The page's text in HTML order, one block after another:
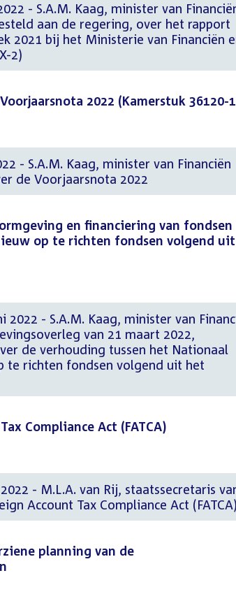
- S.A.M. Kaag, minister van
aan de regering, over het rapport
2021 bij het Ministerie van Financiën
2)
2022 (Kamerstuk 36120-
- S.A.M. Kaag, minister van Financiën
de Voorjaarsnota 2022
en financiering van fondsen
op te richten fondsen volgend
- S.A.M. Kaag, minister van
van 21 maart 2022,
de verhouding tussen het Nationaal
te richten fondsen volgend uit het
Compliance Act (FATCA)
- M.L.A. van Rij, staatssecretaris
Account Tax Compliance Act (FATCA)
planning van de